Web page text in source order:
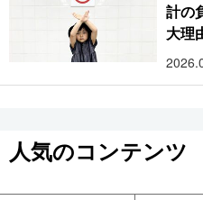
計の
大理
人気のコンテンツ